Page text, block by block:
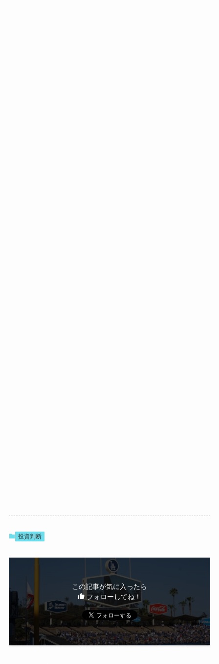
投資判断
この記事が気に入ったら
フォローしてね！